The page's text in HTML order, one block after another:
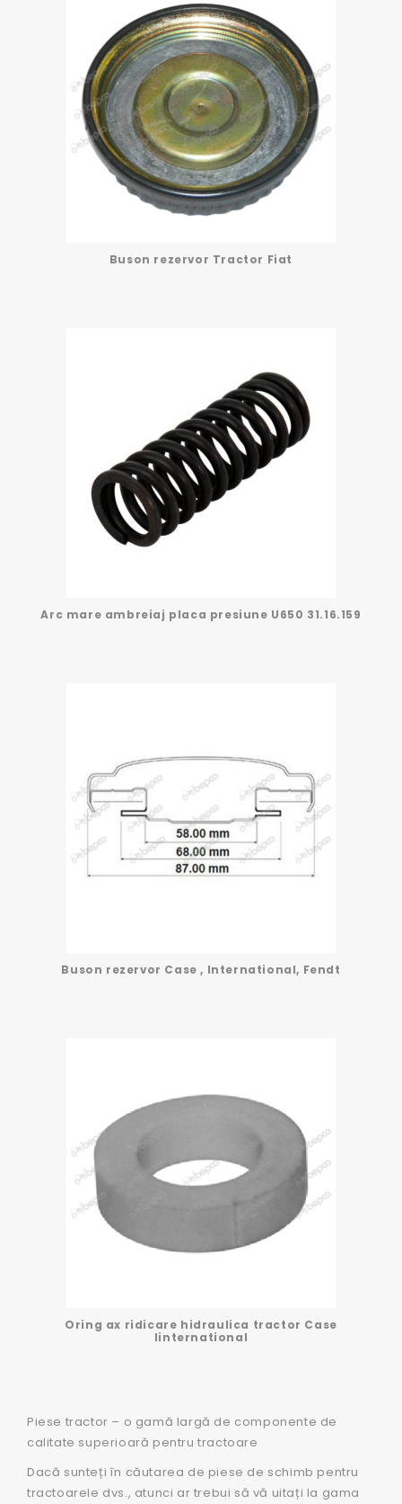
Buson rezervor Tractor Fiat
Arc mare ambreiaj placa presiune U650 31.16.159
Buson rezervor Case , International, Fendt
Oring ax ridicare hidraulica tractor Case
Iinternational
Piese tractor – o gamă largă de componente de
calitate superioară pentru tractoare
Dacă sunteți în căutarea de piese de schimb pentru
tractoarele dvs., atunci ar trebui să vă uitați la gama